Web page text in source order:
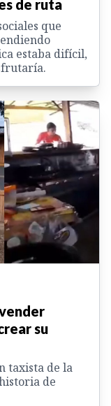
de ruta
que
estaba difícil,
su
taxista de la
de